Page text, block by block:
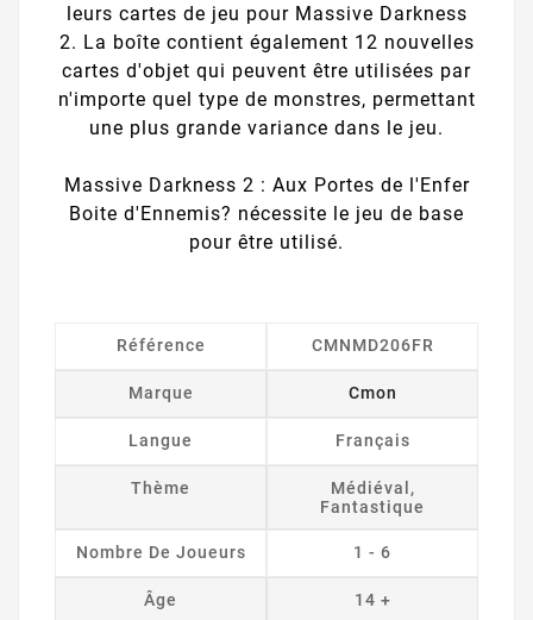
leurs cartes de jeu pour Massive Darkness
2. La boîte contient également 12 nouvelles
cartes d'objet qui peuvent être utilisées par
n'importe quel type de monstres, permettant
une plus grande variance dans le jeu.
Massive Darkness 2 : Aux Portes de l'Enfer
Boite d'Ennemis? nécessite le jeu de base
pour être utilisé.
Référence CMNMD206FR
Marque Cmon
Langue Français
Thème
Médiéval,
Fantastique
Nombre De Joueurs 1 - 6
Âge 14 +